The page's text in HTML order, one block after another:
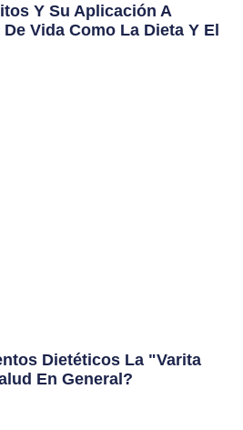
Y Su Aplicación A
Vida Como La Dieta Y El
Dietéticos La "varita
En General?